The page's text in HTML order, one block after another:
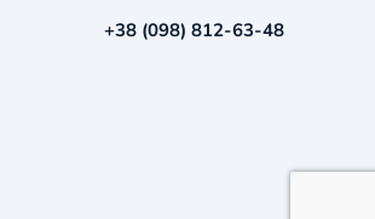
+38 (098) 812-63-48